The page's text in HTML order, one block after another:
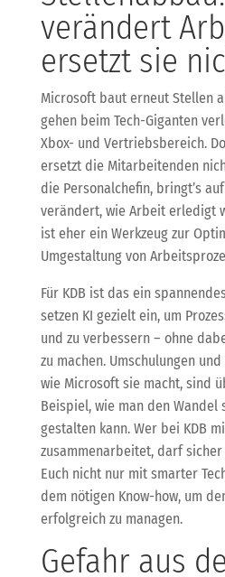
verändert
ersetzt sie
Microsoft baut erneut Stellen
gehen beim Tech-Giganten
Xbox- und Vertriebsbereich.
ersetzt die Mitarbeitenden
die Personalchefin, bringt’s
verändert, wie Arbeit erledigt
ist eher ein Werkzeug zur
Umgestaltung von
Für KDB ist das ein
setzen KI gezielt ein, um
und zu verbessern – ohne
zu machen. Umschulungen
wie Microsoft sie macht, sind
Beispiel, wie man den Wandel
gestalten kann. Wer bei KDB
zusammenarbeitet, darf
Euch nicht nur mit smarter
dem nötigen Know-how, um
erfolgreich zu managen.
Gefahr aus